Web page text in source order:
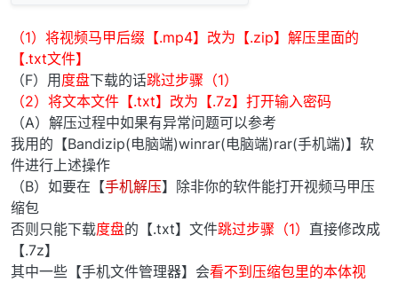
（1）将视频马甲后缀【.mp4】改为【.zip】解压里面的
【.txt文件】
（F）用度盘下载的话跳过步骤（1）
（2）将文本文件【.txt】改为【.7z】打开输入密码
（A）解压过程中如果有异常问题可以参考
我用的【Bandizip(电脑端)winrar(电脑端)rar(手机端)】软
件进行上述操作
（B）如要在【手机解压】除非你的软件能打开视频马甲压
缩包
否则只能下载度盘的【.txt】文件跳过步骤（1） 直接修改成
【.7z】
其中一些【手机文件管理器】会看不到压缩包里的本体视